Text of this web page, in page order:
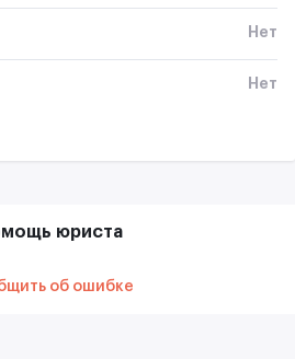
Нет
Нет
юриста
об ошибке